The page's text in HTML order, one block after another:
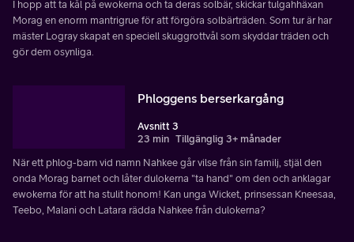
I hopp att ta kål på ewokerna och ta deras solbär, skickar tulgahhäxan
Morag en enorm mantrigrue för att förgöra solbärträden. Som tur är har
mäster Logray skapat en speciell skuggrottvål som skyddar träden och
gör dem osynliga.
Phloggens berserkargång
Avsnitt 3
23 min Tillgänglig 3+ månader
När ett phlog-barn vid namn Nahkee går vilse från sin familj, stjäl den
onda Morag barnet och låter dulokerna "ta hand" om den och anklagar
ewokerna för att ha stulit honom! Kan unga Wicket, prinsessan Kneesaa,
Teebo, Malani och Latara rädda Nahkee från dulokerna?